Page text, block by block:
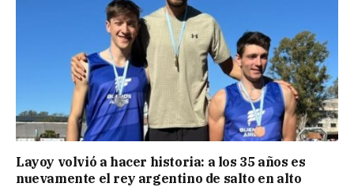
Layoy volvió a hacer historia: a los 35 años es
nuevamente el rey argentino de salto en alto